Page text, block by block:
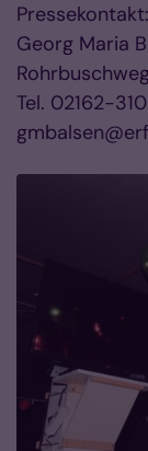
Pressekontakt:
Georg Maria
Tel. 02162-